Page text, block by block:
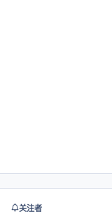
关注者